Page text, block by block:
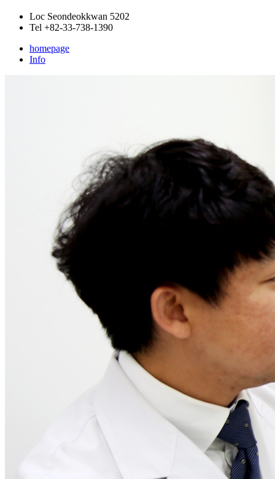
Loc Seondeokkwan 5202
Tel +82-33-738-1390
homepage
Info